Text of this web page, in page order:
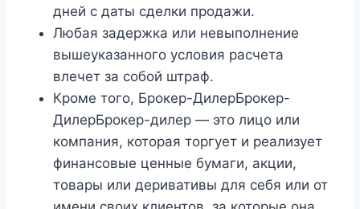
дней с даты сделки продажи.
Любая задержка или невыполнение
вышеуказанного условия расчета
влечет за собой штраф.
Кроме того, Брокер-ДилерБрокер-
ДилерБрокер-дилер — это лицо или
компания, которая торгует и реализует
финансовые ценные бумаги, акции,
товары или деривативы для себя или от